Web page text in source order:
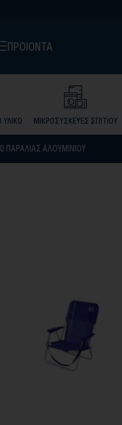
ΠΡΟΙΟΝΤΑ
ΥΛΙΚΟ ΜΙΚΡΟΣΥΣΚΕΥΕΣ ΣΠΙΤΙΟΥ
ΠΑΡΑΛΊΑΣ ΑΛΟΥΜΙΝΊΟΥ